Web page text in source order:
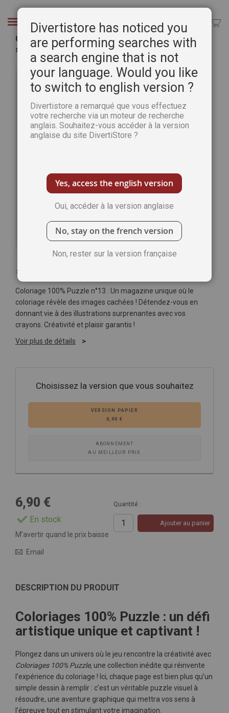
Chercher
Coloriage 100% Puzzle 13 - Avec un cahier
spécial Venise
galerie
d’images
Soyez le premier à commenter ce produit
Coloriage 100% Puzzle n°13 : Un magazine unique où le
coloriage révèle des images cachées ! Détendez-vous en
donnant vie à des illustrations surprenantes avec vos
crayons. Créativité et plaisir garantis !
Voir plus de détails
Choisissez la version que vous souhaitez
VERSION PAPIER
6,90 €
ABONNEMENT
AU MEILLEUR PRIX
6,90 €
En stock
Quantité :
Ajouter au panier
M’avertir quand le prix baisse
Email
DESCRIPTION DU PRODUIT
Coloriages 100% Puzzle : un défi
artistique unique et captivant !
Plongez dans un univers où le jeu rencontre la créativité avec
Coloriages 100% Puzzle, une collection inédite qui réinvente
l’expérience du coloriage ! Ici, chaque page est bien plus qu’un
simple dessin à remplir : c’est un véritable puzzle visuel à
résoudre, une aventure graphique qui mettra vos sens à
l’épreuve tout en stimulant votre imagination.
Divertistore has noticed you
are performing searches with
a search engine that is not
your language. Would you like
to switch to english version ?
Divertistore a remarqué que vous effectuez
votre recherche via un moteur de recherche
anglais. Souhaitez-vous accéder à la version
anglaise du site DivertiStore ?
Yes, access the english version
Oui, accéder à la version anglaise
No, stay on the french version
Non, rester sur la version française